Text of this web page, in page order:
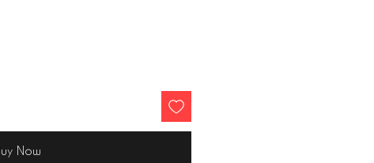
Now